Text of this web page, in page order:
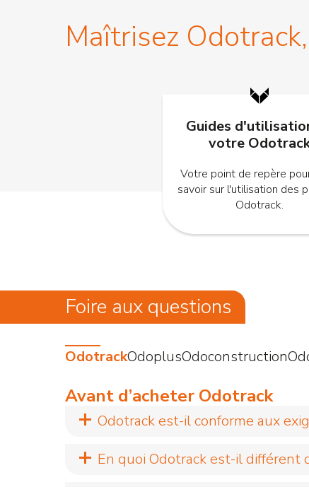
Maîtrisez
Guides
votre
Votre point de repère
savoir sur l'utilisation des
Odotrack.
Foire aux questions
OdotrackOdoplusOdoconstruction
Avant d’acheter Odotrack
Odotrack est-il conforme aux
En quoi Odotrack est-il différent